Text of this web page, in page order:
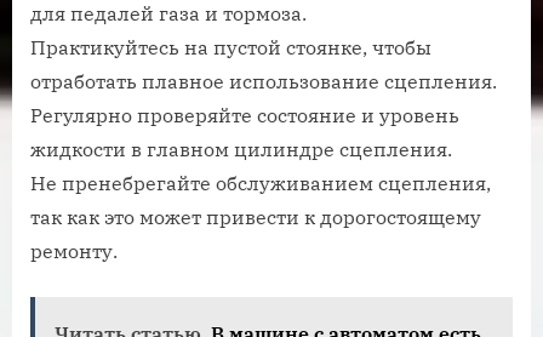
для педалей газа и тормоза.
Практикуйтесь на пустой стоянке, чтобы
отработать плавное использование сцепления.
Регулярно проверяйте состояние и уровень
жидкости в главном цилиндре сцепления.
Не пренебрегайте обслуживанием сцепления,
так как это может привести к дорогостоящему
ремонту.